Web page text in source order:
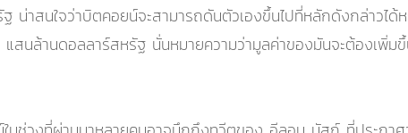
น่าสนใจว่าบิตคอยน์จะสามารถดันตัวเองขึ้นไปที่หลักดังกล่าวไ
สนล้านดอลลาร์สหรัฐ นั่นหมายความว่ามูลค่าของมันจะต้องเพิ่ม